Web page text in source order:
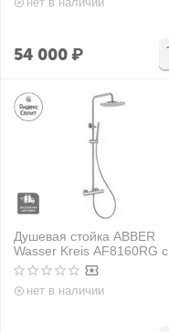
54 000₽
Душевая стойка ABBER
Wasser Kreis AF8160RG с
термостатом без излива,
розовое золото
нет в наличии